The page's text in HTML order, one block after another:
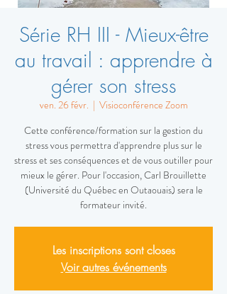
Série RH III - Mieux-être
au travail : apprendre à
gérer son stress
ven. 26 févr.
  |
Visioconférence Zoom
Cette conférence/formation sur la gestion du
stress vous permettra d'apprendre plus sur le
stress et ses conséquences et de vous outiller pour
mieux le gérer. Pour l'occasion, Carl Brouillette
(Université du Québec en Outaouais) sera le
formateur invité.
Les inscriptions sont closes
Voir autres événements